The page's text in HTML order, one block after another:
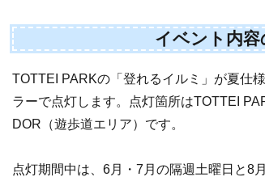
イベント内容
TOTTEI PARKの「登れるイルミ」が夏仕
ラーで点灯します。点灯箇所はTOTTEI
DOR（遊歩道エリア）です。
点灯期間中は、6月・7月の隔週土曜日と8